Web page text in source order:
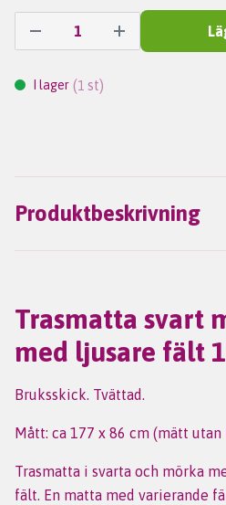
I lager (1 st)
Produktbeskrivning
Trasmatta svart
med ljusare fält
Bruksskick. Tvättad.
Mått: ca 177 x 86 cm (mätt utan
Trasmatta i svarta och mörka
fält. En matta med varierande